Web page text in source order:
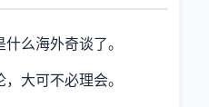
么海外奇谈了。
大可不必理会。